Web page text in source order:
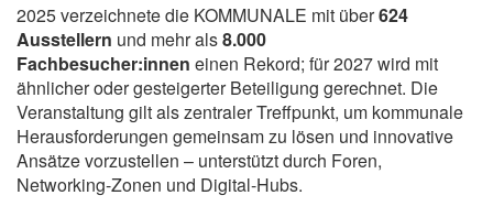
2025 verzeichnete die KOMMUNALE mit über624
Ausstellern und mehr als8.000
Fachbesucher:innen einen Rekord; für 2027 wird mit
ähnlicher oder gesteigerter Beteiligung gerechnet. Die
Veranstaltung gilt als zentraler Treffpunkt, um kommunale
Herausforderungen gemeinsam zu lösen und innovative
Ansätze vorzustellen – unterstützt durch Foren,
Networking-Zonen und Digital-Hubs.